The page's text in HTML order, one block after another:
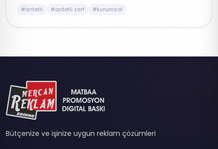
#antetli #antetli zarf #kurumsal
Bütçenize ve işinize uygun reklam çözümleri